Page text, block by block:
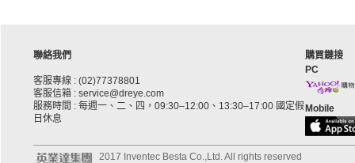
聯絡我們
客服專線 : (02)77378801
客服信箱 : service@dreye.com
服務時間 : 每週一、二、四，09:30–12:00、13:30–17:00 國定假
日休息
購買鏈接
PC
Mobile
2017 Inventec Besta Co.,Ltd. All rights reserved